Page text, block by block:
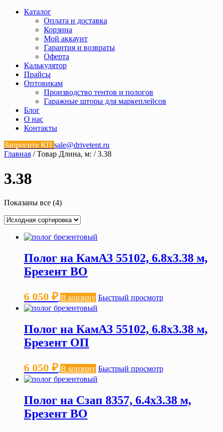
Каталог
Оплата и доставка
Корзина
Мой аккаунт
Гарантия и возвраты
Оферта
Калькулятор
Прайсы
Оптовикам
Производство тентов и пологов
Гаражные шторы для маркеплейсов
Блог
О нас
Контакты
Запросите КП sale@drivetent.ru
Главная / Товар Длина, м: / 3.38
3.38
Показаны все (4)
Полог на КамАЗ 55102, 6.8х3.38 м,
Брезент ВО
6 050 ₽ В корзину Быстрый просмотр
Полог на КамАЗ 55102, 6.8х3.38 м,
Брезент ОП
6 050 ₽ В корзину Быстрый просмотр
Полог на Сзап 8357, 6.4х3.38 м,
Брезент ВО